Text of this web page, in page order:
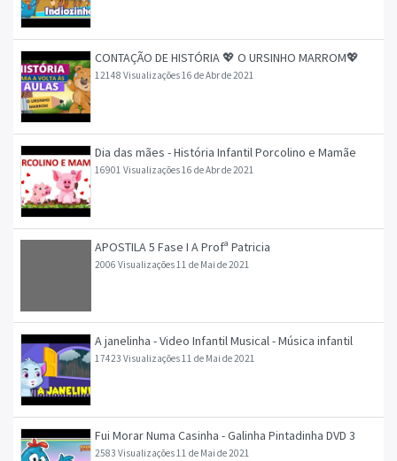
CONTAÇÃO DE HISTÓRIA 💖 O URSINHO MARROM💖
12148 Visualizações 16 de Abr de 2021
Dia das mães - História Infantil Porcolino e Mamãe
16901 Visualizações16 de Abr de 2021
APOSTILA 5 Fase I A Profª Patricia
2006 Visualizações11 de Mai de 2021
A janelinha - Video Infantil Musical - Música infantil
17423 Visualizações11 de Mai de 2021
Fui Morar Numa Casinha - Galinha Pintadinha DVD 3
2583 Visualizações11 de Mai de 2021